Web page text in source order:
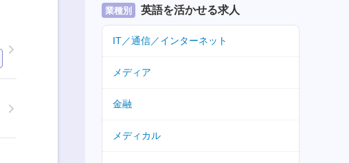
業種別 英語を活かせる求人
IT／通信／インターネット
メディア
金融
メディカル